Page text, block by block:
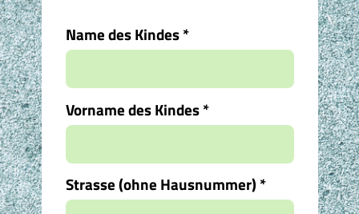
Name des Kindes*
Vorname des Kindes*
Strasse (ohne Hausnummer)*